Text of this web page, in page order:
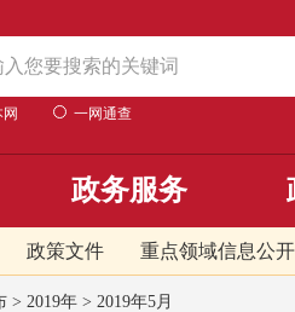
一网通查
政策文件 重点领域信息公开
政务服务
> 2019年 > 2019年5月